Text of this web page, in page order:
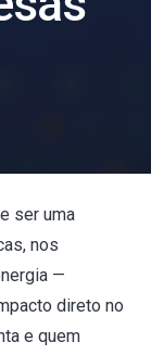
ser uma
nos
—
direto no
e quem